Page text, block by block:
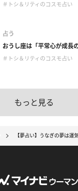
＃トシ＆リティのコスモ占い
占う
おうし座は「平常心が成長
＃トシ＆リティのコスモ占い
もっと見る
【夢占い】うなぎの夢は